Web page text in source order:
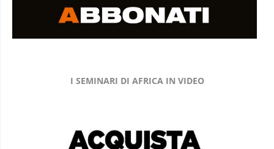
I SEMINARI DI AFRICA IN VIDEO